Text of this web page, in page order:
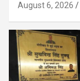
August 6, 2026